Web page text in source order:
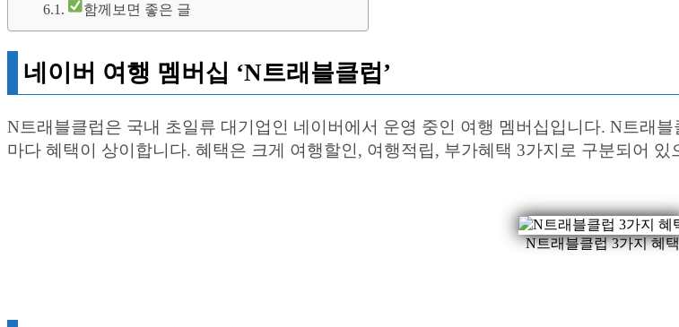
함께보면 좋은 글
네이버 여행 멤버십 ‘N트래블클럽’
N트래블클럽은 국내 초일류 대기업인 네이버에서 운영 중인 여행 멤버십입니다. N트래
마다 혜택이 상이합니다. 혜택은 크게 여행할인, 여행적립, 부가혜택 3가지로 구분되어
N트래블클럽 3가지 혜택